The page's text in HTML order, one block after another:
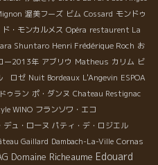
渥美フーズ ビム Cossard モンドゥ
ド・モンカルメス Opéra restaurent La
Shuntaro Henri Frédérique Roch お
ー2013年 アブリウ Matheus カリム ビ
ロゼ Nuit Bordeaux L'Angevin ESPOA
ゥラン ポ・ダンヌ Chateau Restignac
WINO フランソワ・エコ
デュ・ローヌ パティ・デ・ロジエル
Gaillard Dambach-La-Ville Cornas
Domaine Richeaume Edouard